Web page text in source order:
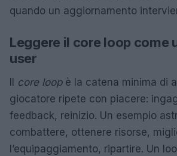
quando un aggiornamento
Leggere il core loop come
user
core loopè la catena minima di
giocatore ripete con piacere:
feedback, reinizio. Un esempio
combattere, ottenere risorse,
l’equipaggiamento, ripartire. Un